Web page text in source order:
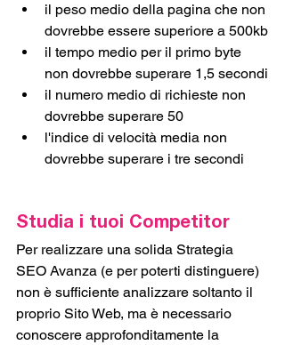
il peso medio della pagina che non
dovrebbe essere superiore a 500kb
il tempo medio per il primo byte
non dovrebbe superare 1,5 secondi
il numero medio di richieste non
dovrebbe superare 50
l'indice di velocità media non
dovrebbe superare i tre secondi
Studia i tuoi Competitor
Per realizzare una solida Strategia
SEO Avanza (e per poterti distinguere)
non è sufficiente analizzare soltanto il
proprio Sito Web, ma è necessario
conoscere approfonditamente la